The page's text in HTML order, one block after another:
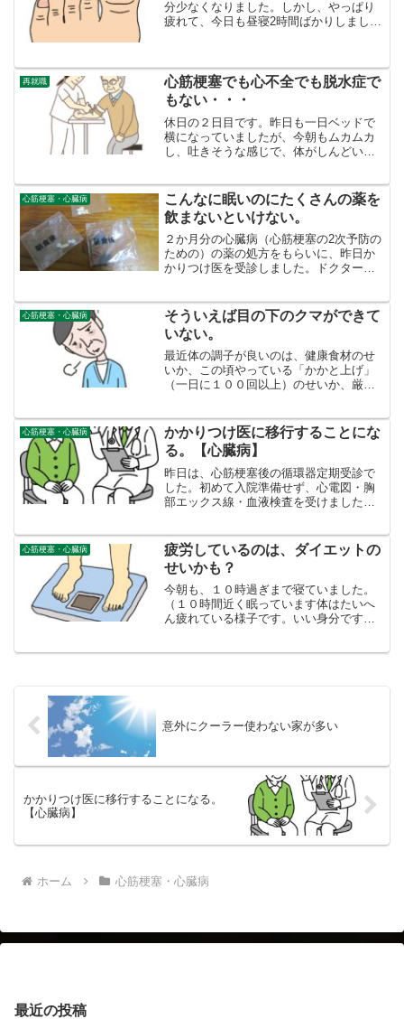
分少なくなりました。しかし、やっぱり
疲れて、今日も昼寝2時間ばかりしまし
か？と、不安に駆り立てられ...
再就職
心筋梗塞でも心不全でも脱水症で
もない・・・
休日の２日目です。昨日も一日ベッドで
横になっていましたが、今朝もムカムカ
し、吐きそうな感じで、体がしんどいで
ぐ結果がわからないし、こうなりゃ心筋
梗塞でお世話になった総合...
心筋梗塞・心臓病
こんなに眠いのにたくさんの薬を
飲まないといけない。
２か月分の心臓病（心筋梗塞の2次予防の
ための）の薬の処方をもらいに、昨日か
かりつけ医を受診しました。ドクターに
て食事もできるだけ同じ時間に食べてく
ださいと。夜勤（22時...
心筋梗塞・心臓病
そういえば目の下のクマができて
いない。
最近体の調子が良いのは、健康食材のせ
いか、この頃やっている「かかと上げ」
（一日に１００回以上）のせいか、厳密
で、鍛えることにした。ふくらはぎは、
第２の心臓と呼ばれるぐら...
心筋梗塞・心臓病
かかりつけ医に移行することにな
る。【心臓病】
昨日は、心筋梗塞後の循環器定期受診で
した。初めて入院準備せず、心電図・胸
部エックス線・血液検査を受けました。
常に悪かった以外）、「前に開業医で今
後診察の話が出ていました...
心筋梗塞・心臓病
疲労しているのは、ダイエットの
せいかも？
今朝も、１０時過ぎまで寝ていました。
（１０時間近く眠っています体はたいへ
ん疲れている様子です。いい身分ですね
意外にクーラー使わない家が多い
かかりつけ医に移行することになる。
【心臓病】
ホーム 心筋梗塞・心臓病
最近の投稿